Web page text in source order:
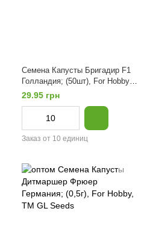
Семена Капусты Бригадир F1
Голландия; (50шт), For Hobby,
TM GL Seeds
29.95 грн
Заказ от 10 единиц